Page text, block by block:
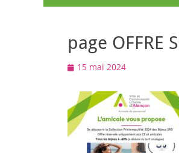
principal
page OFFRE
Posted
15 mai 2024